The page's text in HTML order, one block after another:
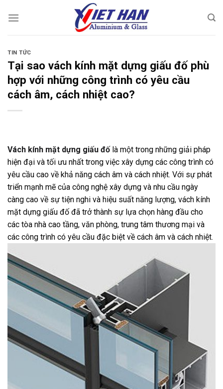
đến
TIN TỨC
Tại sao vách kính mặt dựng giấu đố phù
hợp với những công trình có yêu cầu
cách âm, cách nhiệt cao?
Vách kính mặt dựng giấu đốlà một trong những giải pháp
hiện đại và tối ưu nhất trong việc xây dựng các công trình có
yêu cầu cao về khả năng cách âm và cách nhiệt. Với sự phát
triển mạnh mẽ của công nghệ xây dựng và nhu cầu ngày
càng cao về sự tiện nghi và hiệu suất năng lượng, vách kính
mặt dựng giấu đố đã trở thành sự lựa chọn hàng đầu cho
các tòa nhà cao tầng, văn phòng, trung tâm thương mại và
các công trình có yêu cầu đặc biệt về cách âm và cách nhiệt.